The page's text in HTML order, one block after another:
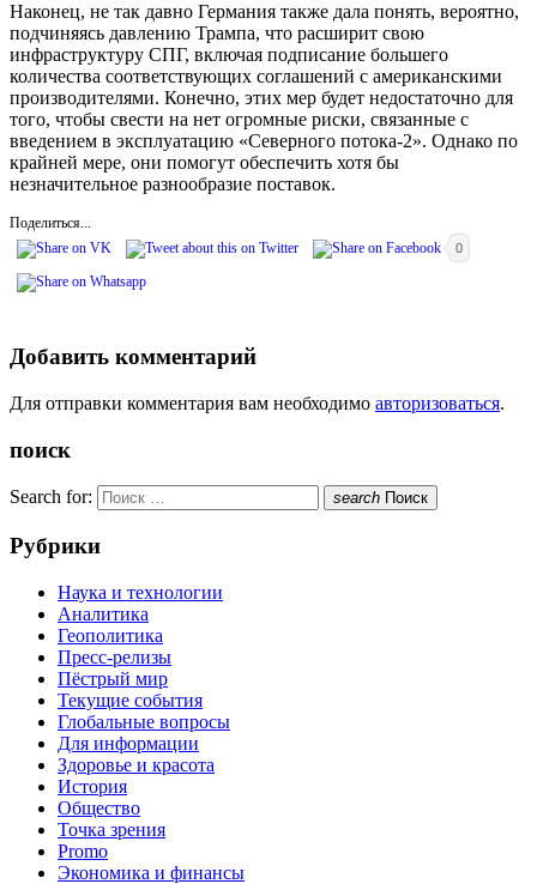
Наконец, не так давно Германия также дала понять, вероятно,
подчиняясь давлению Трампа, что расширит свою
инфраструктуру СПГ, включая подписание большего
количества соответствующих соглашений с американскими
производителями. Конечно, этих мер будет недостаточно для
того, чтобы свести на нет огромные риски, связанные с
введением в эксплуатацию «Северного потока-2». Однако по
крайней мере, они помогут обеспечить хотя бы
незначительное разнообразие поставок.
Поделиться...
0
Добавить комментарий
Для отправки комментария вам необходимо авторизоваться.
поиск
Search for: search Поиск
Рубрики
Наука и технологии
Аналитика
Геополитика
Пресс-релизы
Пёстрый мир
Текущие события
Глобальные вопросы
Для информации
Здоровье и красота
История
Общество
Точка зрения
Promo
Экономика и финансы